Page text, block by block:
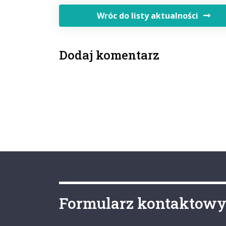
Wróc do listy aktualności
Dodaj komentarz
Formularz kontaktowy